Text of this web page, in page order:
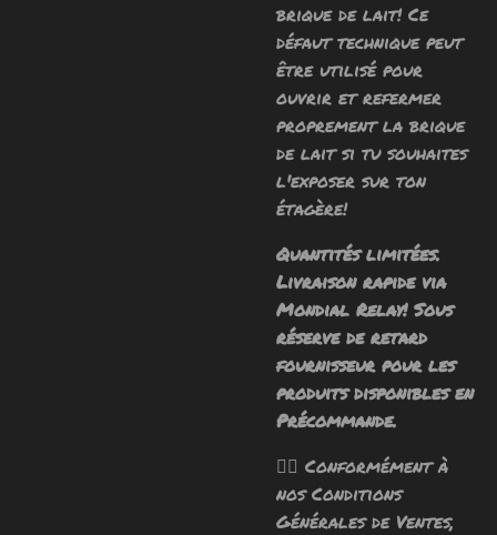
brique de lait! Ce
défaut technique peut
être utilisé pour
ouvrir et refermer
proprement la brique
de lait si tu souhaites
l'exposer sur ton
étagère!
Quantités limitées.
Livraison rapide via
Mondial Relay! Sous
réserve de retard
fournisseur pour les
produits disponibles en
Précommande.
🧙‍♂️ Conformément à
nos Conditions
Générales de Ventes,